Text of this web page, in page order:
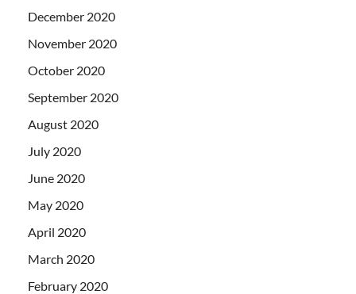
December 2020
November 2020
October 2020
September 2020
August 2020
July 2020
June 2020
May 2020
April 2020
March 2020
February 2020